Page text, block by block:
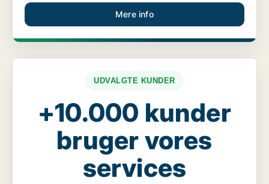
Mere info
UDVALGTE KUNDER
+10.000 kunder
bruger vores
services